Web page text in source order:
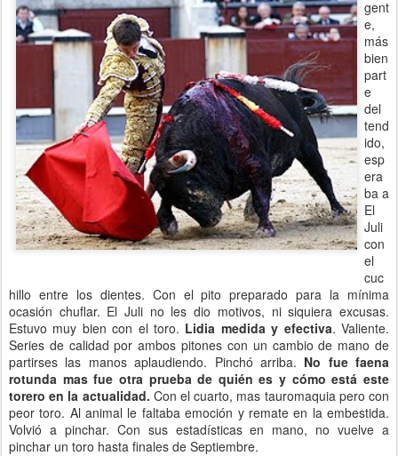
gent
e,
más
bien
part
e
del
tend
ido,
esp
era
ba a
El
Juli
con
el
cuc
hillo entre los dientes. Con el pito preparado para la mínima
ocasión chuflar. El Juli no les dio motivos, ni siquiera excusas.
Estuvo muy bien con el toro. Lidia medida y efectiva. Valiente.
Series de calidad por ambos pitones con un cambio de mano de
partirses las manos aplaudiendo. Pinchó arriba. No fue faena
rotunda mas fue otra prueba de quién es y cómo está este
torero en la actualidad. Con el cuarto, mas tauromaquia pero con
peor toro. Al animal le faltaba emoción y remate en la embestida.
Volvió a pinchar. Con sus estadísticas en mano, no vuelve a
pinchar un toro hasta finales de Septiembre.